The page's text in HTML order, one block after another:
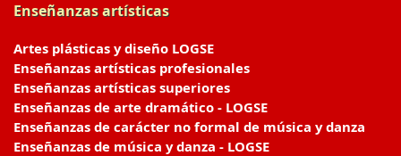
Enseñanzas artísticas
Artes plásticas y diseño LOGSE
Enseñanzas artísticas profesionales
Enseñanzas artísticas superiores
Enseñanzas de arte dramático - LOGSE
Enseñanzas de carácter no formal de música y danza
Enseñanzas de música y danza - LOGSE